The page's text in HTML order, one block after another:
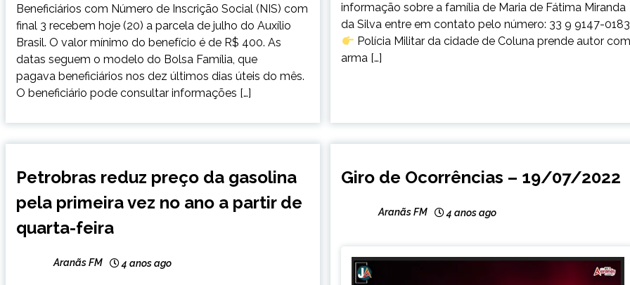
Beneficiários com Número de Inscrição Social (NIS) com
final 3 recebem hoje (20) a parcela de julho do Auxílio
Brasil. O valor mínimo do benefício é de R$ 400. As
datas seguem o modelo do Bolsa Família, que
pagava beneficiários nos dez últimos dias úteis do mês.
O beneficiário pode consultar informações […]
informação sobre a família de Maria de Fátima Miranda
da Silva entre em contato pelo número: 33 9 9147-0183
Polícia Militar da cidade de Coluna prende autor com
arma […]
CAPELINHA
NOTÍCIAS
Petrobras reduz preço da gasolina
pela primeira vez no ano a partir de
quarta-feira
Aranãs FM 4 anos ago
NOTÍCIAS
Giro de Ocorrências – 19/07/2022
Aranãs FM 4 anos ago